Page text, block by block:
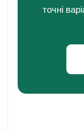
точні